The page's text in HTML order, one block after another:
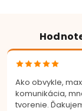
Ako obvykle,
komunikácia,
tvorenie.